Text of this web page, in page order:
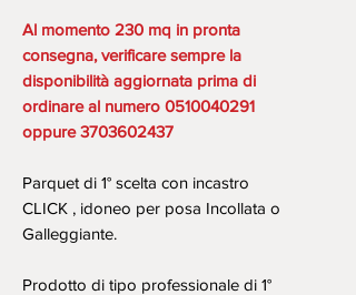
Al momento 230 mq in pronta
consegna, verificare sempre la
disponibilità aggiornata prima di
ordinare al numero 0510040291
oppure 3703602437
Parquet di 1° scelta con incastro
CLICK , idoneo per posa Incollata o
Galleggiante.
Prodotto di tipo professionale di 1°